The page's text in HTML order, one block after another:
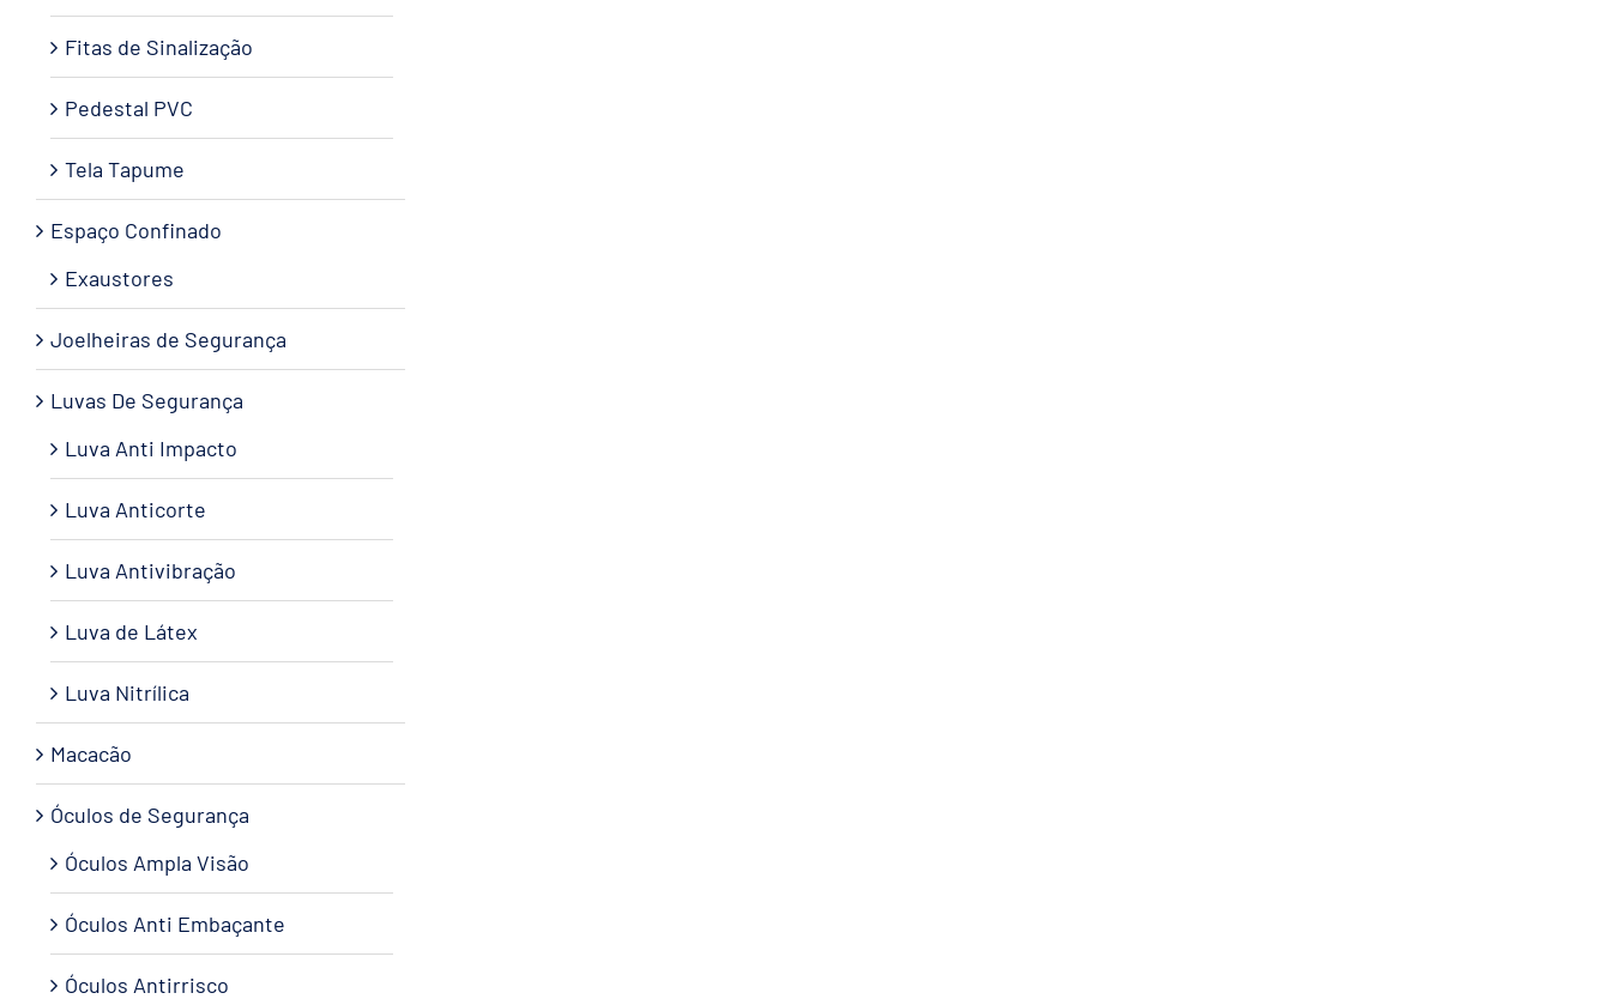
Fitas de Sinalização
Pedestal PVC
Tela Tapume
Espaço Confinado
Exaustores
Joelheiras de Segurança
Luvas De Segurança
Luva Anti Impacto
Luva Anticorte
Luva Antivibração
Luva de Látex
Luva Nitrílica
Macacão
Óculos de Segurança
Óculos Ampla Visão
Óculos Anti Embaçante
Óculos Antirrisco